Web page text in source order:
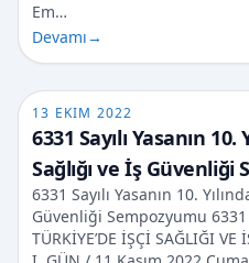
Em…
Devamı→
13 EKIM 2022
6331 Sayılı Yasanın
Sağlığı ve İş Güvenliği
6331 Sayılı Yasanın 10.
Güvenliği Sempozyumu 6331
TÜRKİYE’DE İŞÇİ SAĞLIĞI